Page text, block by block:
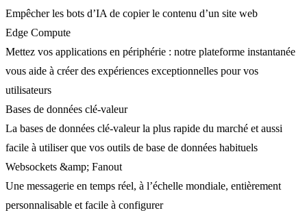
Empêcher les bots d’IA de copier le contenu d’un site web
Edge Compute
Mettez vos applications en périphérie : notre plateforme instantanée
vous aide à créer des expériences exceptionnelles pour vos
utilisateurs
Bases de données clé-valeur
La bases de données clé-valeur la plus rapide du marché et aussi
facile à utiliser que vos outils de base de données habituels
Websockets &amp; Fanout
Une messagerie en temps réel, à l’échelle mondiale, entièrement
personnalisable et facile à configurer